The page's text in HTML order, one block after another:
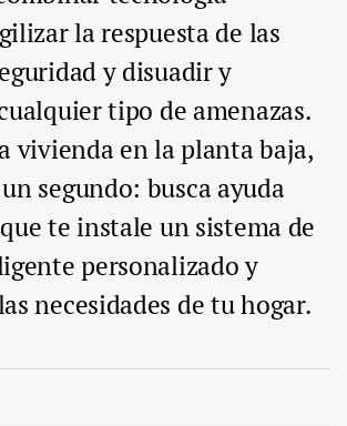
la respuesta de las
y disuadir y
tipo de amenazas.
vivienda en la planta baja,
segundo: busca ayuda
te instale un sistema de
personalizado y
necesidades de tu hogar.